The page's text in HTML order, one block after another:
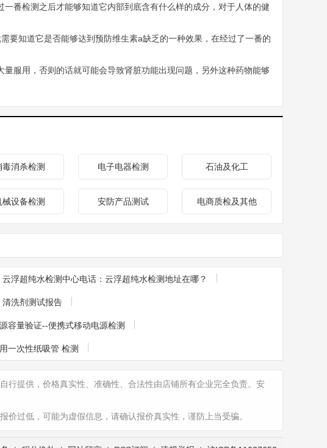
番检测之后才能够知道它内部到底含有什么样的成分，对于人体的健
要知道它是否能够达到预防维生素a缺乏的一种效果，在经过了一番的
服用，否则的话就可能会导致肾脏功能出现问题，另外这种药物能够
毒消杀检测 电子电器检测 石油及化工
械设备检测 安防产品测试 电商质检及其他
云浮超纯水检测中心电话：云浮超纯水检测地址在哪？
洗剂测试报告
容量验证--便携式移动电源检测
一次性纸吸管 检测
行提供，价格真实性、准确性、合法性由店铺所有企业完全负责。安
过低，可能为虚假信息，请确认报价真实性，谨防上当受骗。